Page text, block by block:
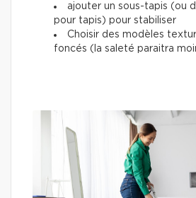
ajouter un sous-tapis (ou
pour tapis) pour stabiliser
Choisir des modèles
foncés (la saleté paraitra